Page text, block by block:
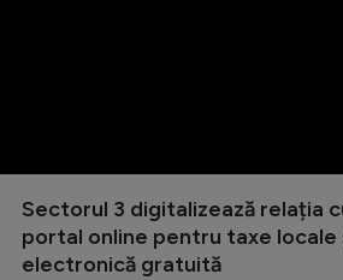
Sectorul 3 digitalizează relația
portal online pentru taxe locale
electronică gratuită